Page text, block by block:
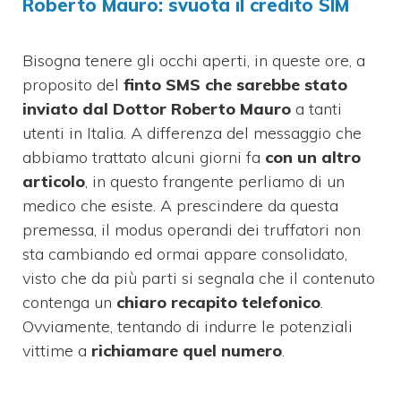
Roberto Mauro: svuota il credito SIM
Bisogna tenere gli occhi aperti, in queste ore, a
proposito del finto SMS che sarebbe stato
inviato dal Dottor Roberto Mauro a tanti
utenti in Italia. A differenza del messaggio che
abbiamo trattato alcuni giorni fa con un altro
articolo, in questo frangente perliamo di un
medico che esiste. A prescindere da questa
premessa, il modus operandi dei truffatori non
sta cambiando ed ormai appare consolidato,
visto che da più parti si segnala che il contenuto
contenga un chiaro recapito telefonico.
Ovviamente, tentando di indurre le potenziali
vittime a richiamare quel numero.